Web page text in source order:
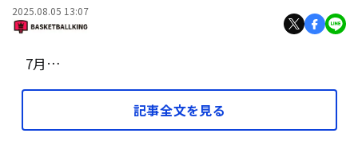
2025.08.05 13:07
7月…
記事全文を見る